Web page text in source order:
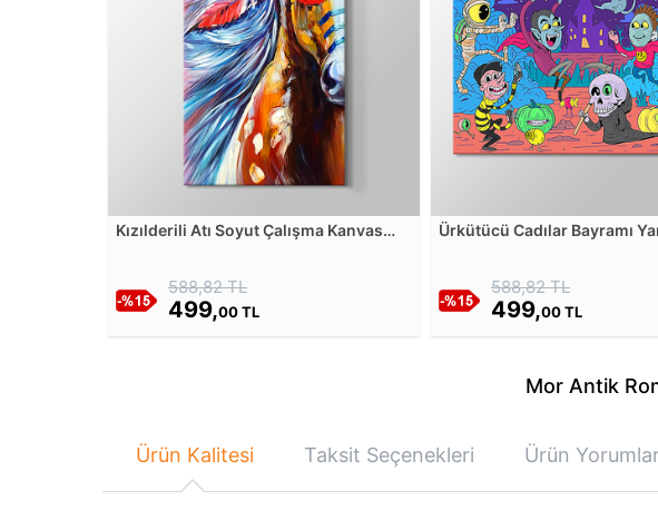
Kızılderili Atı Soyut Çalışma Kanvas
588,82 TL
499,00 TL
Ürkütücü Cadılar Bayramı
588,82 TL
499,00 TL
Mor Antik
Ürün Kalitesi Taksit Seçenekleri Ürün